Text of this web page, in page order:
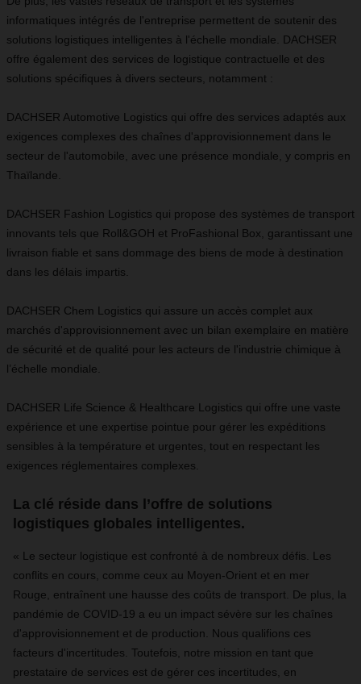
informatiques intégrés de l'entreprise permettent de soutenir des
solutions logistiques intelligentes à l'échelle mondiale. DACHSER
offre également des services de logistique contractuelle et des
solutions spécifiques à divers secteurs, notamment :
DACHSER Automotive Logistics qui offre des services adaptés aux
exigences complexes des chaînes d'approvisionnement dans le
secteur de l'automobile, avec une présence mondiale, y compris en
Thaïlande.
DACHSER Fashion Logistics qui propose des systèmes de transport
innovants tels que Roll&GOH et ProFashional Box, garantissant une
livraison fiable et sans dommage des biens de mode à destination
dans les délais impartis.
DACHSER Chem Logistics qui assure un accès complet aux
marchés d'approvisionnement avec un bilan exemplaire en matière
de sécurité et de qualité pour les acteurs de l'industrie chimique à
l’échelle mondiale.
DACHSER Life Science & Healthcare Logistics qui offre une vaste
expérience et une expertise pointue pour gérer les expéditions
sensibles à la température et urgentes, tout en respectant les
exigences réglementaires complexes.
La clé réside dans l’offre de solutions
logistiques globales intelligentes.
« Le secteur logistique est confronté à de nombreux défis. Les
conflits en cours, comme ceux au Moyen-Orient et en mer
Rouge, entraînent une hausse des coûts de transport. De plus, la
pandémie de COVID-19 a eu un impact sévère sur les chaînes
d'approvisionnement et de production. Nous qualifions ces
facteurs d'incertitudes. Toutefois, notre mission en tant que
prestataire de services est de gérer ces incertitudes, en